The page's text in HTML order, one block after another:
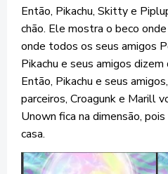
Então, Pikachu, Skitty e
chão. Ele mostra o beco
onde todos os seus amigos
Pikachu e seus amigos
Então, Pikachu e seus
parceiros, Croagunk e Marill
Unown fica na dimensão,
casa.